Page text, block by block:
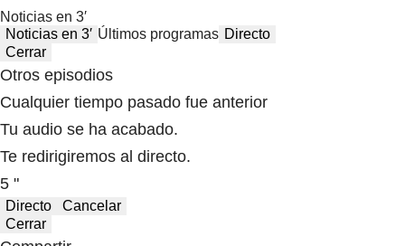
Noticias en 3′
Noticias en 3′ Últimos programas Directo
Cerrar
Otros episodios
Cualquier tiempo pasado fue anterior
Tu audio se ha acabado.
Te redirigiremos al directo.
5 "
Directo
Cancelar
Cerrar